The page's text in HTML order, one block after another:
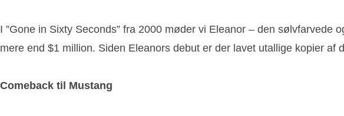
I ”Gone in Sixty Seconds” fra 2000 møder vi Eleanor – den
mere end $1 million. Siden Eleanors debut er der lavet utallige kopier af
Comeback til Mustang